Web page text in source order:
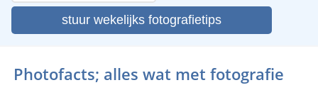
stuur wekelijks fotografietips
Photofacts; alles wat met fotografie